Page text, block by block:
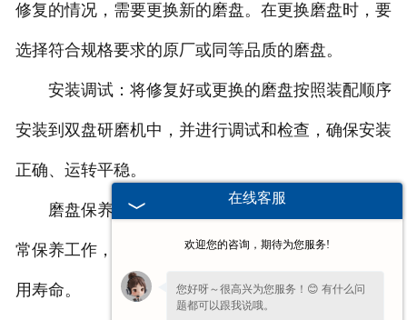
修复的情况，需要更换新的磨盘。在更换磨盘时，要
选择符合规格要求的原厂或同等品质的磨盘。
安装调试：将修复好或更换的磨盘按照装配顺序
安装到双盘研磨机中，并进行调试和检查，确保安装
正确、运转平稳。
磨盘保养：完成磨盘修复后，要加强对磨盘的日
常保养工作，定期清洁、润滑和检查，延长磨盘的使
用寿命。
在线客服
欢迎您的咨询，期待为您服务!
您好呀～很高兴为您服务！😊 有什么问
题都可以跟我说哦。